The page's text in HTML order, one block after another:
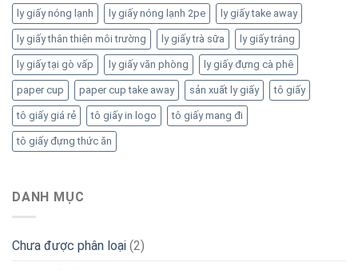
ly giấy nóng lạnh ly giấy nóng lạnh 2pe ly giấy take away
ly giấy thân thiện môi trường ly giấy trà sữa ly giấy trắng
ly giấy tại gò vấp ly giấy văn phòng ly giấy đựng cà phê
paper cup paper cup take away sản xuất ly giấy tô giấy
tô giấy giá rẻ tô giấy in logo tô giấy mang đi
tô giấy đựng thức ăn
DANH MỤC
Chưa được phân loại (2)